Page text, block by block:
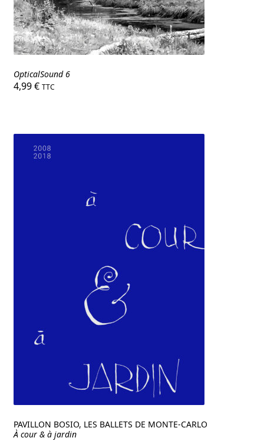
OpticalSound 6
4,99€ TTC
PAVILLON BOSIO, LES BALLETS DE MONTE-CARLO
À cour & à jardin